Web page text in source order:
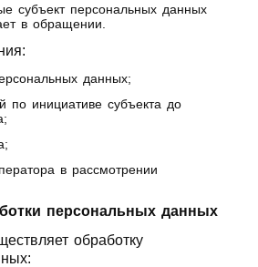
субъект персональных данных
в обращении.
данных;
по инициативе субъекта до
в рассмотрении
персональных данных
обработку